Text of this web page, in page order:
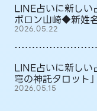
LINE占いに新し
ポロン山崎◆新姓名
2026.05.22
LINE占いに新し
穹の神託タロット」
2026.05.15